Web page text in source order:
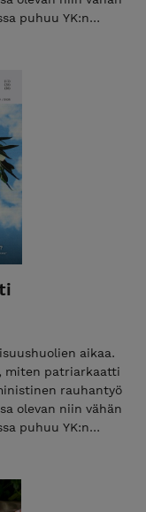
ja viihdettä.
aikaa.
miten patriarkaatti
rauhantyö
olevan niin vähän
Marianne